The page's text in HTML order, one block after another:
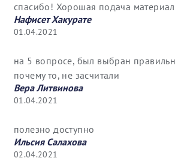
спасибо! Хорошая подача
Нафисет Хакурате
01.04.2021
на 5 вопросе, был выбран
почему то, не засчитали
Вера Литвинова
01.04.2021
полезно доступно
Ильсия Салахова
02.04.2021